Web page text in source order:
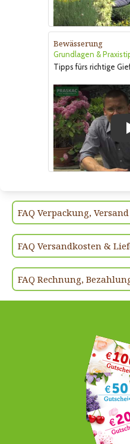
Bewässerung
Grundlagen &
Tipps fürs richtige
FAQ Verpackung,
FAQ Versandkosten &
FAQ Rechnung,